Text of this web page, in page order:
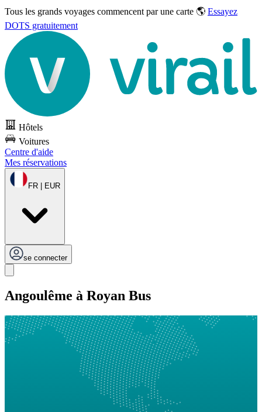
Tous les grands voyages commencent par une carte 🌎 Essayez
DOTS gratuitement
Hôtels
Voitures
Centre d'aide
Mes réservations
FR | EUR
se connecter
Angoulême à Royan Bus